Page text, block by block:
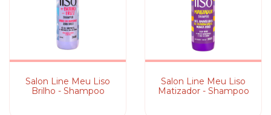
Salon Line Meu Liso
Brilho - Shampoo
Salon Line Meu Liso
Matizador - Shampoo